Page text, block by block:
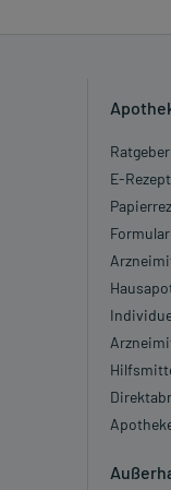
Ratgeber
E-Rezept